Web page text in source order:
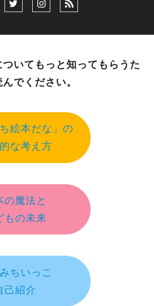
いてもっと知ってもらうた
でください。
ち絵本だな」の
な考え方
の魔法と
もの未来
ちいっこ
己紹介